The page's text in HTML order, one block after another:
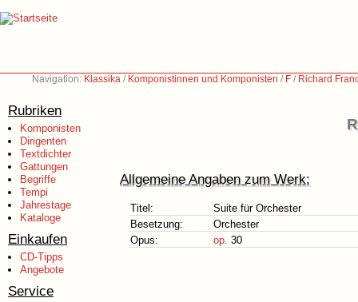
Navigation: Klassika / Komponistinnen und Komponisten / F / Richard
Rubriken
Komponisten
Dirigenten
Textdichter
Gattungen
Begriffe
Tempi
Jahrestage
Kataloge
Einkaufen
CD-Tipps
Angebote
Service
Allgemeine Angaben zum Werk:
Titel:
Suite für Orchester
Besetzung:
Orchester
Opus:
op. 30